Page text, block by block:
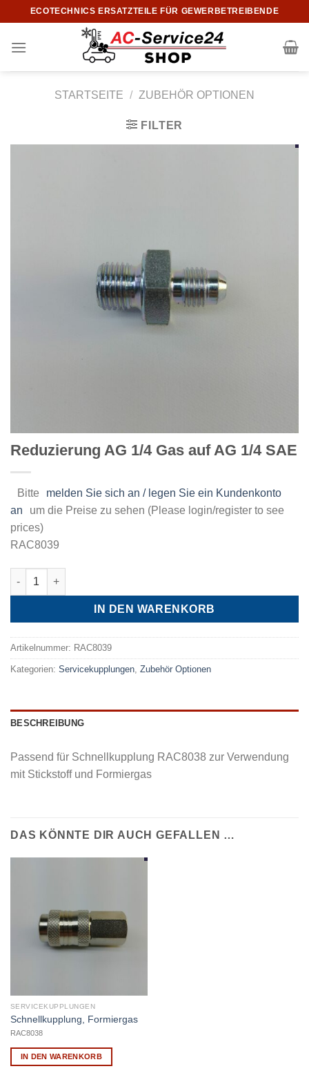
Inhalt
springen
ECOTECHNICS ERSATZTEILE FÜR GEWERBETREIBENDE
STARTSEITE / ZUBEHÖR OPTIONEN
FILTER
Reduzierung AG 1/4 Gas auf AG 1/4 SAE
Bitte
melden Sie sich an / legen Sie ein Kundenkonto
an
um die Preise zu sehen (Please login/register to see
prices)
RAC8039
Reduzierung AG 1/4 Gas auf AG 1/4 SAE Menge
IN DEN WARENKORB
Artikelnummer: RAC8039
Kategorien: Servicekupplungen Zubehör Optionen
BESCHREIBUNG
Passend für Schnellkupplung RAC8038 zur Verwendung
mit Stickstoff und Formiergas
DAS KÖNNTE DIR AUCH GEFALLEN …
SERVICEKUPPLUNGEN
Schnellkupplung, Formiergas
RAC8038
IN DEN WARENKORB